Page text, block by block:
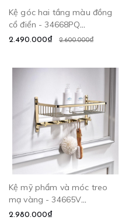
Kệ góc hai tầng màu đồng
cổ điển - 34668PQ
CLEANMAX
2.490.000₫ 2.600.000₫
Kệ mỹ phẩm và móc treo
mạ vàng - 34665V
CLEANMAX
2.980.000₫